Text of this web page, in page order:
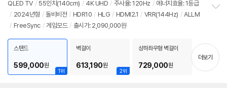
견
리
뷰
QLED TV / 55인치 (140cm) / 4K UHD / 주사율: 120Hz / 에너지효율: 1등급
/ 2024년형 / 돌비비전 / HDR10 / HLG / HDMI2.1 / VRR(144Hz) / ALLM
/ FreeSync / 게임모드 / 출시가: 2,090,000원
기
1위
스탠드
599,000원
2위
벽걸이
613,190원
상하좌우형 벽걸이
729,000원
더보기